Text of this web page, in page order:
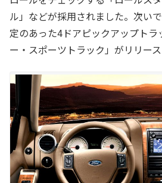
ル」などが採用されました。次い
定のあった4ドアピックアップトラ
ー・スポーツトラック」がリリース